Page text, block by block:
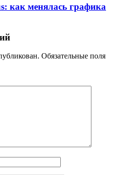
как менялась графика
Обязательные поля